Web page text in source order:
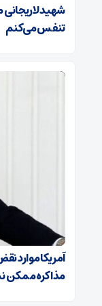
شهید
تنفس می‌کنم
آمریکا موارد
مذاکره ممکن